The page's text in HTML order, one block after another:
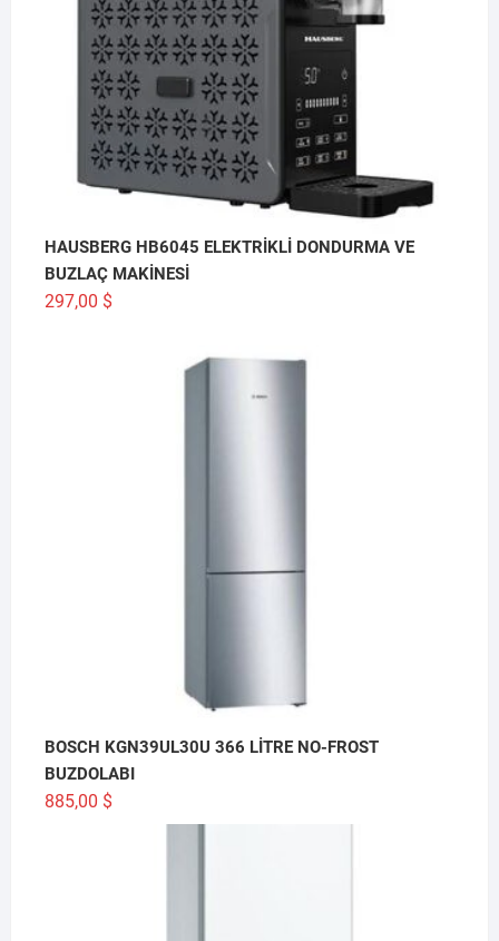
HAUSBERG HB6045 ELEKTRİKLİ DONDURMA VE
BUZLAÇ MAKİNESİ
297,00 $
BOSCH KGN39UL30U 366 LİTRE NO-FROST
BUZDOLABI
885,00 $